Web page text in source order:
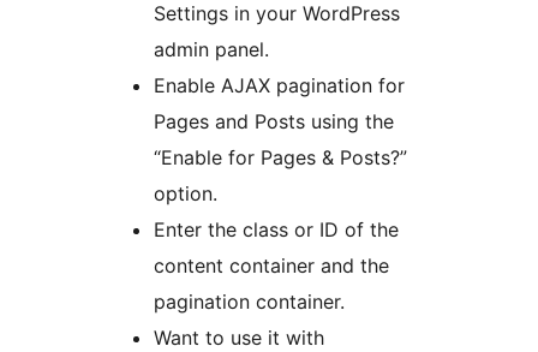
Settings in your WordPress
admin panel.
Enable AJAX pagination for
Pages and Posts using the
“Enable for Pages & Posts?”
option.
Enter the class or ID of the
content container and the
pagination container.
Want to use it with